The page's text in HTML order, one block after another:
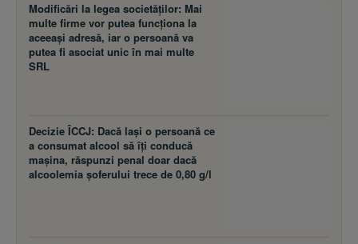
Modificări la legea societăţilor: Mai
multe firme vor putea funcţiona la
aceeaşi adresă, iar o persoană va
putea fi asociat unic în mai multe
SRL
Decizie ÎCCJ: Dacă laşi o persoană ce
a consumat alcool să îţi conducă
maşina, răspunzi penal doar dacă
alcoolemia şoferului trece de 0,80 g/l